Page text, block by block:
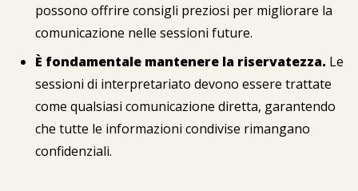
possono offrire consigli preziosi per migliorare la
comunicazione nelle sessioni future.
È fondamentale mantenere la riservatezza. Le
sessioni di interpretariato devono essere trattate
come qualsiasi comunicazione diretta, garantendo
che tutte le informazioni condivise rimangano
confidenziali.